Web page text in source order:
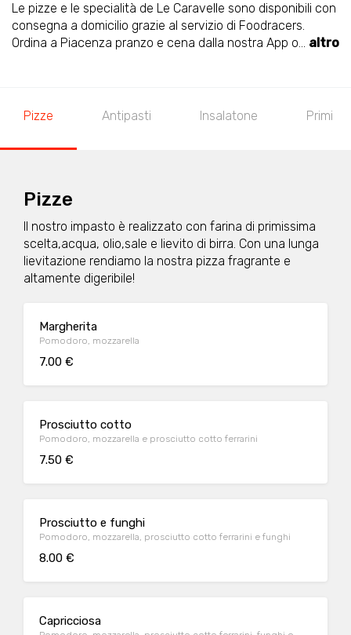
Le pizze e le specialità de Le Caravelle sono disponibili con
consegna a domicilio grazie al servizio di Foodracers.
Ordina a Piacenza pranzo e cena dalla nostra App o... altro
Pizze Antipasti Insalatone Primi
Pizze
Il nostro impasto è realizzato con farina di primissima
scelta,acqua, olio,sale e lievito di birra. Con una lunga
lievitazione rendiamo la nostra pizza fragrante e
altamente digeribile!
Margherita
Pomodoro, mozzarella
7.00 €
Prosciutto cotto
Pomodoro, mozzarella e prosciutto cotto ferrarini
7.50 €
Prosciutto e funghi
Pomodoro, mozzarella, prosciutto cotto ferrarini e funghi
8.00 €
Capricciosa